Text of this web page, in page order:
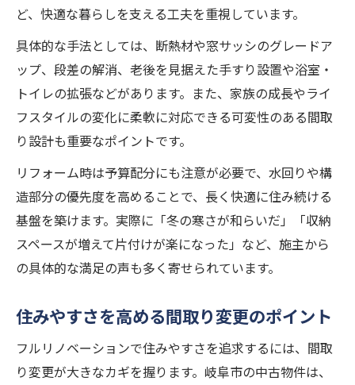
ど、快適な暮らしを支える工夫を重視しています。
具体的な手法としては、断熱材や窓サッシのグレードア
ップ、段差の解消、老後を見据えた手すり設置や浴室・
トイレの拡張などがあります。また、家族の成長やライ
フスタイルの変化に柔軟に対応できる可変性のある間取
り設計も重要なポイントです。
リフォーム時は予算配分にも注意が必要で、水回りや構
造部分の優先度を高めることで、長く快適に住み続ける
基盤を築けます。実際に「冬の寒さが和らいだ」「収納
スペースが増えて片付けが楽になった」など、施主から
の具体的な満足の声も多く寄せられています。
住みやすさを高める間取り変更のポイント
フルリノベーションで住みやすさを追求するには、間取
り変更が大きなカギを握ります。岐阜市の中古物件は、